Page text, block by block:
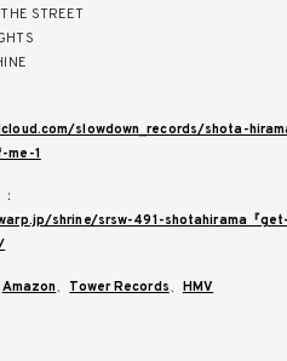
STREET
slowdown_records/shota-
1
shrine/srsw-491-shotahirama『
Amazon、 Tower Records、 HMV